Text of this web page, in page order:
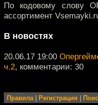
По кодовому слову
ассортимент
В новостях
20.06.17 19:00
ч.2, комментарии: 30
Правила| Регистрация